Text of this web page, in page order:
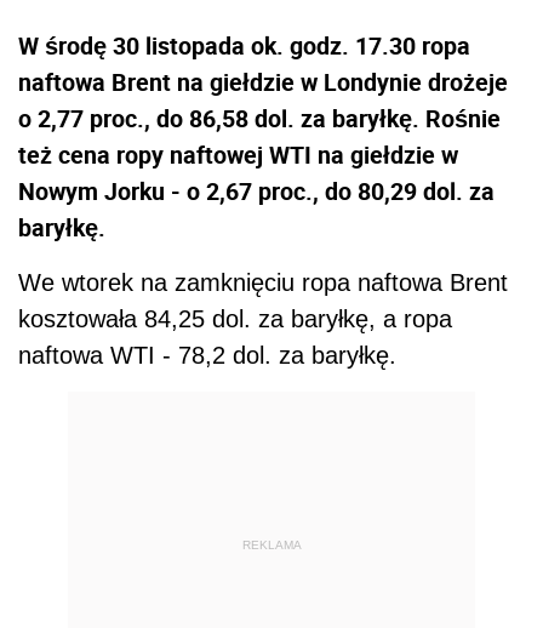
W środę 30 listopada ok. godz. 17.30 ropa
naftowa Brent na giełdzie w Londynie drożeje
o 2,77 proc., do 86,58 dol. za baryłkę. Rośnie
też cena ropy naftowej WTI na giełdzie w
Nowym Jorku - o 2,67 proc., do 80,29 dol. za
baryłkę.
We wtorek na zamknięciu ropa naftowa Brent
kosztowała 84,25 dol. za baryłkę, a ropa
naftowa WTI - 78,2 dol. za baryłkę.
REKLAMA